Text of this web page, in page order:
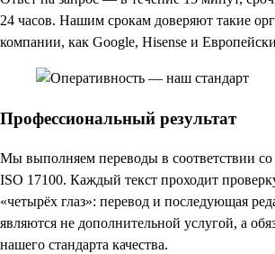
24 часов. Нашим срокам доверяют такие
компании, как Google, Hisense и
Профессиональный результат
Мы выполняем переводы в соответствии со
ISO 17100. Каждый текст проходит
«четырёх глаз»: перевод и последующая
являются не дополнительной услугой, а
нашего стандарта качества.